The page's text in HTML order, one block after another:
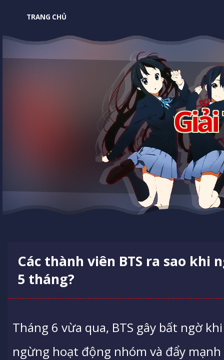
TRANG CHỦ
Các thành viên BTS ra sao khi
5 tháng?
Tháng 6 vừa qua, BTS gây bất ngờ
ngừng hoạt động nhóm và đẩy